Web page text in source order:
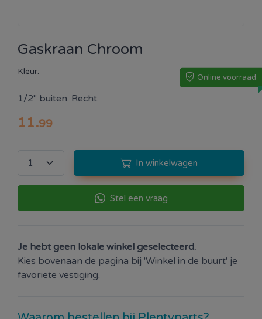
Gaskraan Chroom
Kleur:
Online voorraad
1/2" buiten. Recht.
11.99
In winkelwagen
Stel een vraag
Je hebt geen lokale winkel geselecteerd.
Kies bovenaan de pagina bij 'Winkel in de buurt' je
favoriete vestiging.